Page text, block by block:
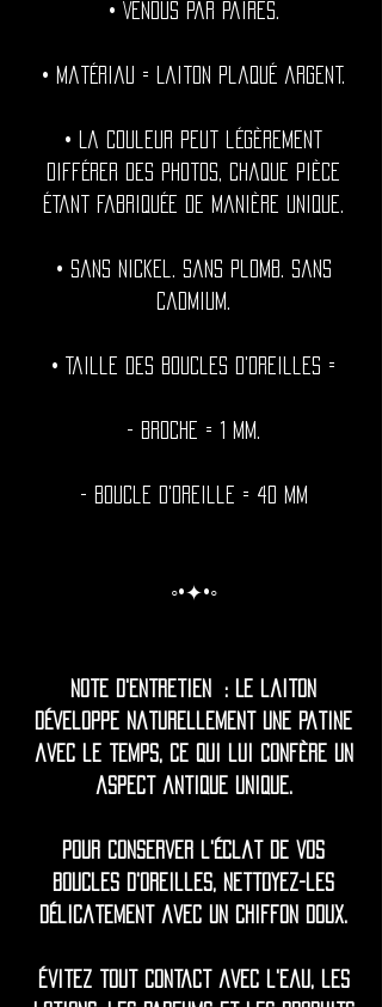
• Vendus par paires.
• Matériau = Laiton plaqué argent.
• La couleur peut légèrement
différer des photos, chaque pièce
étant fabriquée de manière unique.
• Sans nickel. Sans plomb. Sans
cadmium.
• Taille des boucles d'oreilles =
- Broche = 1 mm.
- Boucle d'oreille = 40 mm
◦•✦•◦
Note d'entretien : Le laiton
développe naturellement une patine
avec le temps, ce qui lui confère un
aspect antique unique.
Pour conserver l'éclat de vos
boucles d'oreilles, nettoyez-les
délicatement avec un chiffon doux.
Évitez tout contact avec l'eau, les